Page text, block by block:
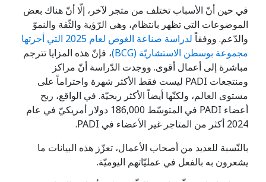
في حين أنّ الأسباب تختلف من متجر لآخر، إلّا أنّ هناك بعض
الموضوعات التي تظهر بانتظام، وهي الرّؤية والثّقة والنموّ
والدّعم. ووفقاً
لدراسة صناعة الغوص لعام 2025 التي أجرتها
مجموعة بوسطن الاستشاريّة (BCG)
، فإنّ هذه المزايا تترجم
مباشرة إلى أعمال أقوى. ووجدت الدّراسة أنّ مراكز
ومنتجعات PADI ليست فقط الأكثر شهرة واحتراماً على
مستوى العالم، ولكنّها أيضاً الأكثر ربحيّة. في الواقع، ربح
أعضاء PADI في المتوسّط 186,000 دولار أمريكيّ في عام
2024 أكثر من المتاجر غير الأعضاء في PADI.
بالنّسبة للعديد من أصحاب الأعمال، تعزّز هذه البيانات ما
يشعرون به بالفعل في عمليّاتهم اليوميّة.